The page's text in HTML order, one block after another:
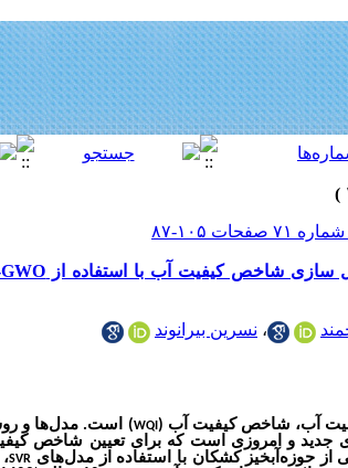
، نسرین بیرانوند
آب، شاخص کیفیت آب ( WQI) است. مدل‌ها و
و امروزی است که برای تعیین شاخص
کشکان با استفاده از مدل‌های SVR